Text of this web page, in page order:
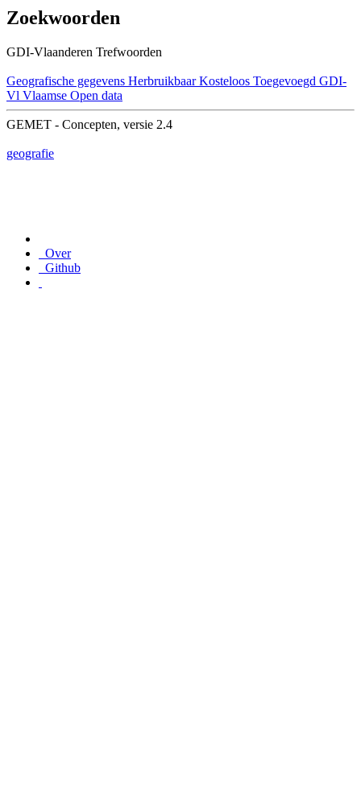
Zoekwoorden
GDI-Vlaanderen Trefwoorden
Geografische gegevens Herbruikbaar Kosteloos Toegevoegd GDI-
Vl Vlaamse Open data
GEMET - Concepten, versie 2.4
geografie
Over
Github